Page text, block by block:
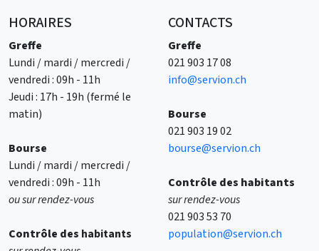
HORAIRES
Greffe
Lundi / mardi / mercredi /
vendredi : 09h - 11h
Jeudi : 17h - 19h (fermé le
matin)
Bourse
Lundi / mardi / mercredi /
vendredi : 09h - 11h
ou sur rendez-vous
Contrôle des habitants
CONTACTS
Greffe
021 903 17 08
info@servion.ch
Bourse
021 903 19 02
bourse@servion.ch
Contrôle des habitants
sur rendez-vous
021 903 53 70
population@servion.ch